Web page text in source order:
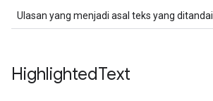
Ulasan yang menjadi asal teks yang ditandai.
HighlightedText